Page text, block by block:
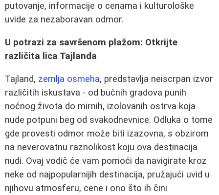
putovanje, informacije o cenama i kulturološke
uvide za nezaboravan odmor.
U potrazi za savršenom plažom: Otkrijte
različita lica Tajlanda
Tajland, zemlja osmeha, predstavlja neiscrpan izvor
različitih iskustava - od bučnih gradova punih
noćnog života do mirnih, izolovanih ostrva koja
nude potpuni beg od svakodnevnice. Odluka o tome
gde provesti odmor može biti izazovna, s obzirom
na neverovatnu raznolikost koju ova destinacija
nudi. Ovaj vodič će vam pomoći da navigirate kroz
neke od najpopularnijih destinacija, pružajući uvid u
njihovu atmosferu, cene i ono što ih čini